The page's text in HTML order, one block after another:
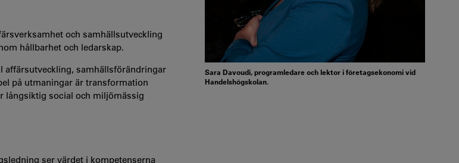
och samhällsutveckling
hållbarhet och ledarskap.
samhällsförändringar
på utmaningar är transformation
långsiktig social och miljömässig
ser värdet i kompetenserna
Sara Davoudi, programledare och lektor i företagsekonomi vid
Handelshögskolan.